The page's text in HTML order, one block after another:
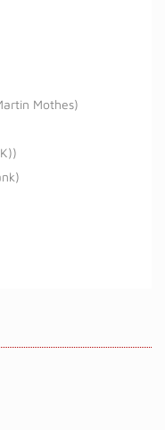
Mothes)
)
)